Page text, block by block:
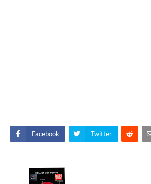
Facebook Twitter